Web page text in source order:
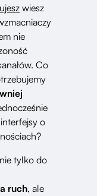
wiesz
nie
Co
o
tylko do
ruch, ale